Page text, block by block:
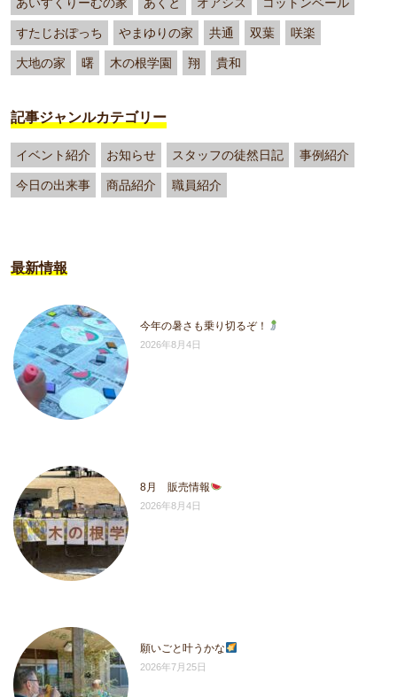
あいすくりーむの家 あくと オアシス コットンベール
すたじおぽっち やまゆりの家 共通 双葉 咲楽
大地の家 曙 木の根学園 翔 貴和
記事ジャンルカテゴリー
イベント紹介 お知らせ スタッフの徒然日記 事例紹介
今日の出来事 商品紹介 職員紹介
最新情報
今年の暑さも乗り切るぞ！
2026年8月4日
8月 販売情報
2026年8月4日
願いごと叶うかな
2026年7月25日